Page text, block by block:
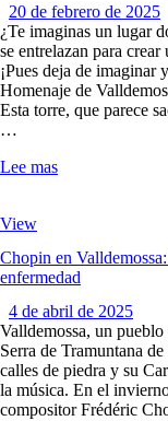
20 de febrero de 2025
¿Te imaginas un lugar
se entrelazan para
¡Pues deja de imaginar
Homenaje de
Esta torre, que parece
…
Lee mas
View
Chopin en
enfermedad
4 de abril de 2025
Valldemossa, un
Serra de Tramuntana
calles de piedra y su
la música. En el
compositor Frédéric